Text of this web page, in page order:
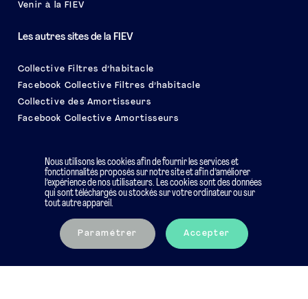
Venir à la FIEV
Les autres sites de la FIEV
Collective Filtres d’habitacle
Facebook Collective Filtres d’habitacle
Collective des Amortisseurs
Facebook Collective Amortisseurs
Mentions légales Charte éthique
Nous utilisons les cookies afin de fournir les services et
fonctionnalités proposés sur notre site et afin d’améliorer
l’expérience de nos utilisateurs. Les cookies sont des données
qui sont téléchargés ou stockés sur votre ordinateur ou sur
tout autre appareil.
Paramétrer Accepter